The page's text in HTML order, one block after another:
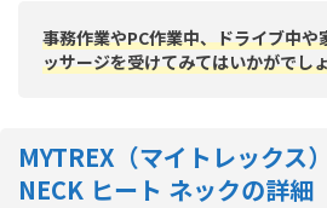
事務作業やPC作業中、ドライブ中や
ッサージを受けてみてはいかがでし
MYTREX（マイトレックス
NECK ヒート ネックの詳細